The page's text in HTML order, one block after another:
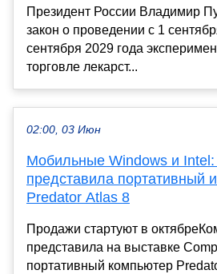
Президент России Владимир
закон о проведении с 1
сентября 2029 года
торговле лекарст...
02:00, 03 Июн
Мобильные Windows и Intel:
представила портативный
Predator Atlas 8
Продажи стартуют в
представила на выставке
портативный компьютер